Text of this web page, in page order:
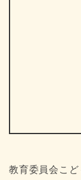
教育委員会こ